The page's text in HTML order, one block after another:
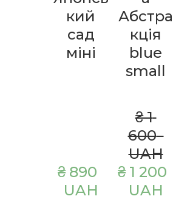
кий
сад
міні
₴ 890
UAH
Абстра
кція
blue
small
₴ 1
600
UAH
₴ 1 200
UAH